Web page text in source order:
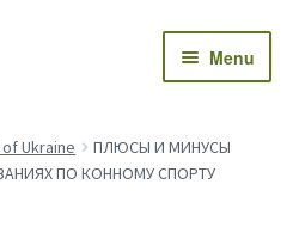
Menu
Ukraine
ПЛЮСЫ И МИНУСЫ
ПО КОННОМУ СПОРТУ